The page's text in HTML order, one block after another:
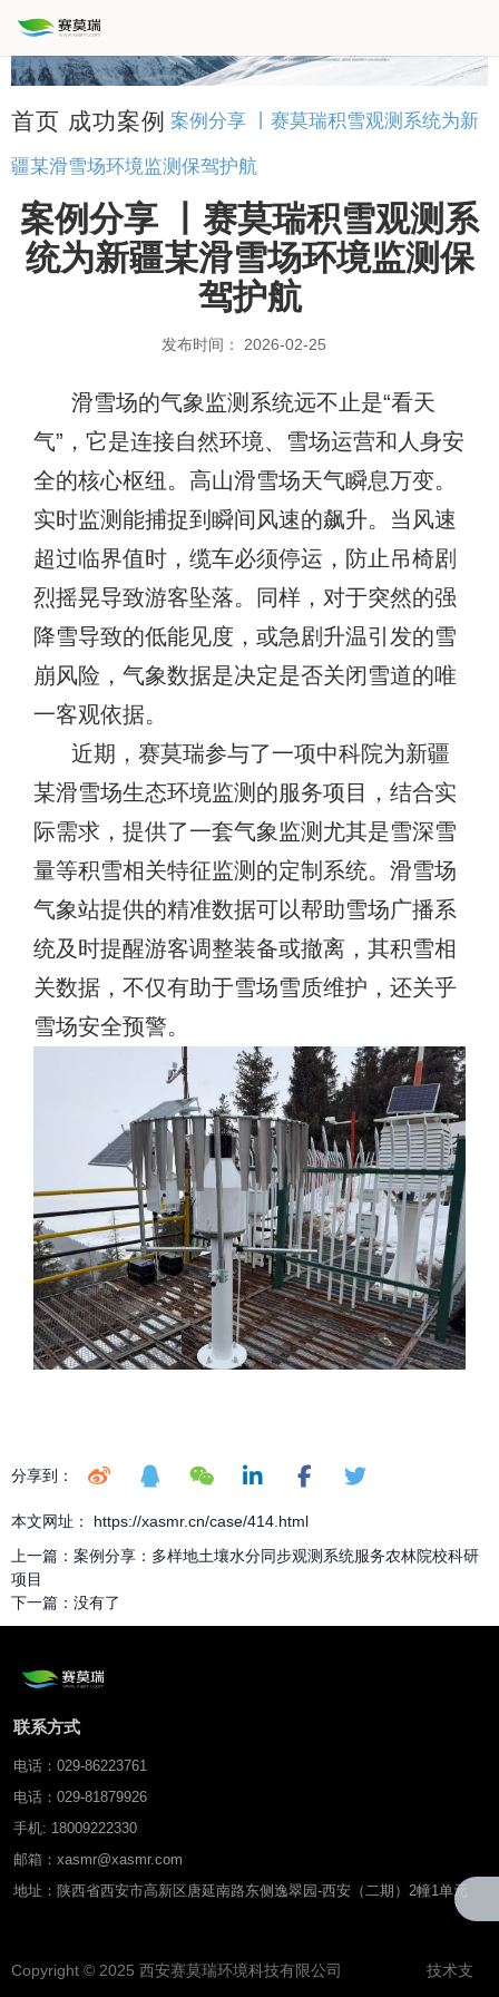
首页 成功案例 案例分享 丨赛莫瑞积雪观测系统为新
疆某滑雪场环境监测保驾护航
案例分享 丨赛莫瑞积雪观测系
统为新疆某滑雪场环境监测保
驾护航
发布时间： 2026-02-25
滑雪场的气象监测系统远不止是“看天
气”，它是连接自然环境、雪场运营和人身安
全的核心枢纽。高山滑雪场天气瞬息万变。
实时监测能捕捉到瞬间风速的飙升。当风速
超过临界值时，缆车必须停运，防止吊椅剧
烈摇晃导致游客坠落。同样，对于突然的强
降雪导致的低能见度，或急剧升温引发的雪
崩风险，气象数据是决定是否关闭雪道的唯
一客观依据。
近期，赛莫瑞参与了一项中科院为新疆
某滑雪场生态环境监测的服务项目，结合实
际需求，提供了一套气象监测尤其是雪深雪
量等积雪相关特征监测的定制系统。滑雪场
气象站提供的精准数据可以帮助雪场广播系
统及时提醒游客调整装备或撤离，其积雪相
关数据，不仅有助于雪场雪质维护，还关乎
雪场安全预警。
分享到：
本文网址： https://xasmr.cn/case/414.html
上一篇： 案例分享：多样地土壤水分同步观测系统服务农林院校科研
项目
下一篇： 没有了
联系方式
电话：029-86223761
电话：029-81879926
手机: 18009222330
邮箱：xasmr@xasmr.com
地址：陕西省西安市高新区唐延南路东侧逸翠园-西安（二期）2幢1单元
Copyright © 2025 西安赛莫瑞环境科技有限公司 技术支